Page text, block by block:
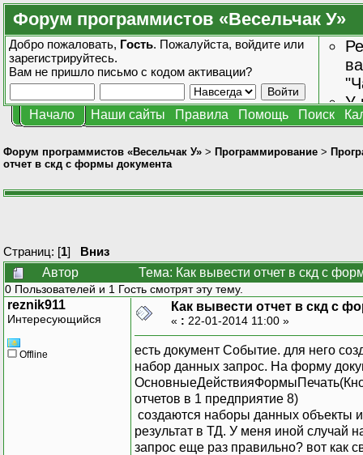
Форум программистов «Весельчак У»
Добро пожаловать, Гость. Пожалуйста, войдите или
зарегистрируйтесь.
Вам не пришло письмо с кодом активации?
У
Начало Наши сайты Правила Помощь Поиск
Форум программистов «Весельчак У» > Программирование >
отчет в скд с формы документа
Страниц: [1] Вниз
Автор
Тема: Как вывести отчет в скд с
0 Пользователей и 1 Гость смотрят эту тему.
reznik911
Интересующийся
Offline
Как вывести отчет в скд с
« : 22-01-2014 11:00 »
есть документ Событие. для него
набор данных запрос. На форму
отчетов в 1 предприятие 8)
создаются наборы данных объекты
результат в ТД. У меня иной случай
запрос еще раз правильно? вот как